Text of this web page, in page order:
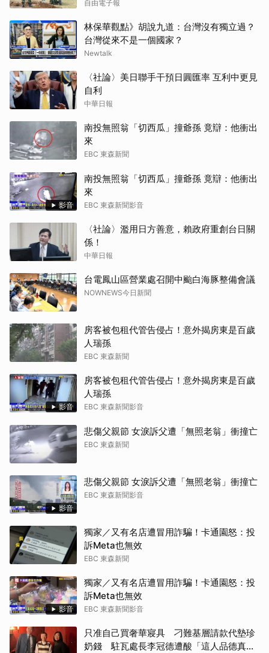
自由電子報
林保華觀點》胡說九道：台灣沒有獨立過？
台灣從來不是一個國家？
Newtalk
〈社論〉美日聯手干預日圓匯率 互利中更見
自利
中華日報
南投無照翁「切西瓜」撞爺孫 竟辯：他衝出
來
EBC 東森新聞
影音
南投無照翁「切西瓜」撞爺孫 竟辯：他衝出
來
EBC 東森新聞影音
〈社論〉濫用日方善意，賴政府重創台日關
係！
中華日報
台電鳳山區營業處召開中颱白海豚整備會議
NOWNEWS今日新聞
房客被包租代管告侵占！意外揭房東是百歲
人瑞孫
EBC 東森新聞
影音
房客被包租代管告侵占！意外揭房東是百歲
人瑞孫
EBC 東森新聞影音
悲傷父親節 女淚訴父遭「無照老翁」衝撞亡
EBC 東森新聞
影音
悲傷父親節 女淚訴父遭「無照老翁」衝撞亡
EBC 東森新聞影音
獨家／又有名店遭冒用詐騙！卡通園怒：投
訴Meta也無效
EBC 東森新聞
影音
獨家／又有名店遭冒用詐騙！卡通園怒：投
訴Meta也無效
EBC 東森新聞影音
只准自己買奢華寢具 刁難基層請款代墊珍
奶錢 駐瓦處長李冠德遭酸「這人品德真的